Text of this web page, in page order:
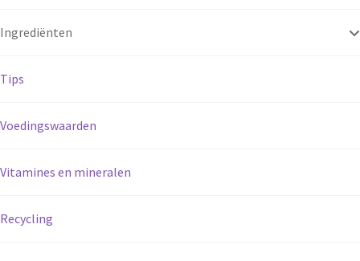
Ingrediënten
Tips
Voedingswaarden
Vitamines en mineralen
Recycling